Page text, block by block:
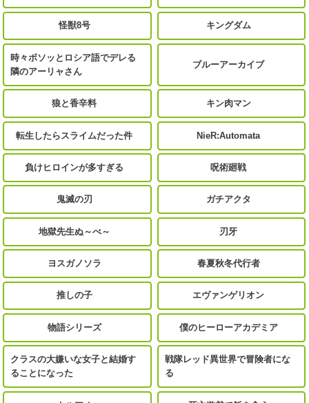
怪獣8号 キングダム
時々ボソッとロシア語でデレる
隣のアーリャさん
ブルーアーカイブ
狼と香辛料 キン肉マン
転生したらスライムだった件 NieR:Automata
負けヒロインが多すぎる 呪術廻戦
鬼滅の刃 ガチアクタ
地獄先生ぬ～べ～ 刃牙
ヨスガノソラ 春夏秋冬代行者
推しの子 エヴァンゲリオン
物語シリーズ 僕のヒーローアカデミア
クラスの大嫌いな女子と結婚す
ることになった
戦隊レッド異世界で冒険者にな
る